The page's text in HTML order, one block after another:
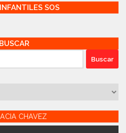
SOS
BUSCAR
CHAVEZ